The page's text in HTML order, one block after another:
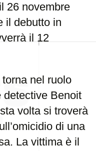
26 novembre
il debutto in
il 12
nel ruolo
detective Benoit
volta si troverà
di una
La vittima è il